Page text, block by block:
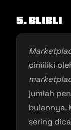
5. Blibli
dimiliki
jumlah
bulannya.
sering